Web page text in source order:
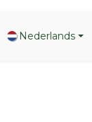
Nederlands